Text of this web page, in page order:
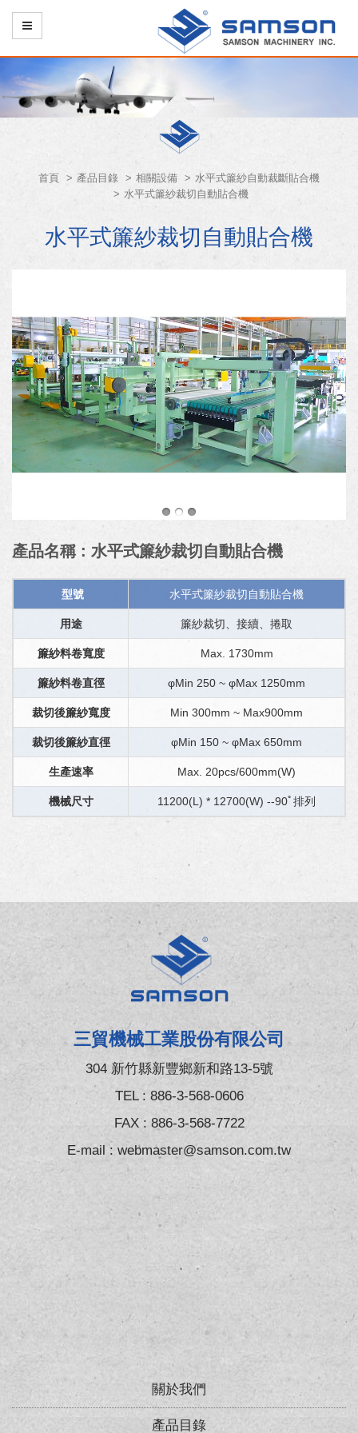
首頁 產品目錄 相關設備
水平式簾紗自動裁斷貼合機
水平式簾紗裁切自動貼合機
水平式簾紗裁切自動貼合機
產品名稱 : 水平式簾紗裁切自動貼合機
型號 水平式簾紗裁切自動貼合機
用途 簾紗裁切、接續、捲取
簾紗料卷寬度 Max. 1730mm
簾紗料卷直徑 φMin 250 ~ φMax 1250mm
裁切後簾紗寬度 Min 300mm ~ Max900mm
裁切後簾紗直徑 φMin 150 ~ φMax 650mm
生產速率 Max. 20pcs/600mm(W)
機械尺寸 11200(L) * 12700(W) --90ﾟ排列
三貿機械工業股份有限公司
304 新竹縣新豐鄉新和路13-5號
TEL : 886-3-568-0606
FAX : 886-3-568-7722
E-mail : webmaster@samson.com.tw
關於我們
產品目錄